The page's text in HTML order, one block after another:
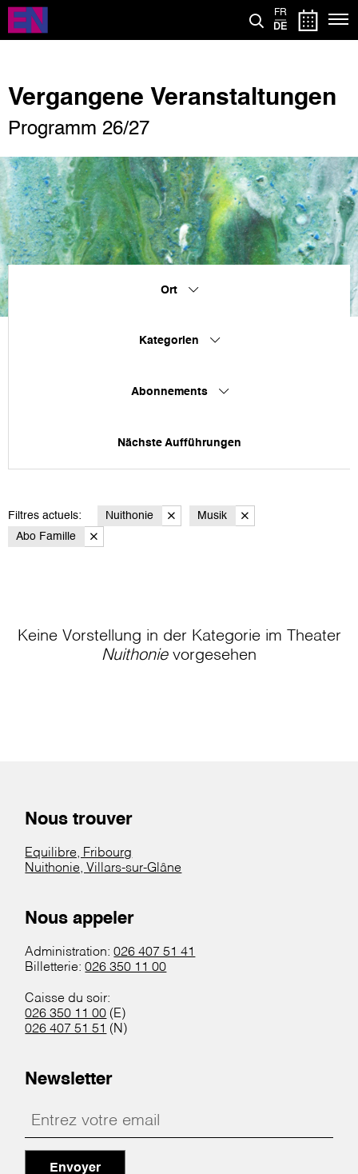
Direkt
zum
Inhalt
FR
DE
Vergangene Veranstaltungen
Programm 26/27
Ort
Kategorien
Abonnements
Nächste Aufführungen
Filtres actuels: Nuithonie
Musik
Abo Famille
Keine Vorstellung in der Kategorie im Theater
Nuithonievorgesehen
Nous trouver
Equilibre, Fribourg
Nuithonie, Villars-sur-Glâne
Nous appeler
Administration:026 407 51 41
Billetterie:026 350 11 00
Caisse du soir:
026 350 11 00 (E)
026 407 51 51 (N)
Newsletter
Envoyer